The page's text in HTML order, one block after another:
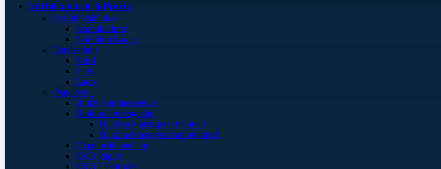
Notfallmedizin & Praxis
Notfallbehältnisse
Ampullarium
Notfallrucksäcke
Handschuhe
Nitril
Vinyl
Latex
Diagnostik
Blutzuckermessgeräte
Blutdruckmessgeräte
Blutdruckmessgerät manuell
Blutdruckmessgerät automatisch
Diagnostikleuchten
EKG Papier
EKG Elektroden